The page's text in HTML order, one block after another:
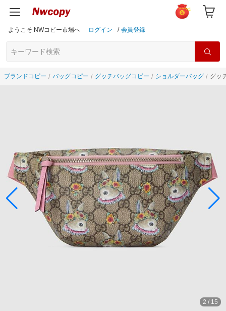
ようこそ NWコピー市場へ ログイン / 会員登録
ブランドコピー バッグコピー グッチバッグコピー ショルダーバッグ グッ
3 / 15